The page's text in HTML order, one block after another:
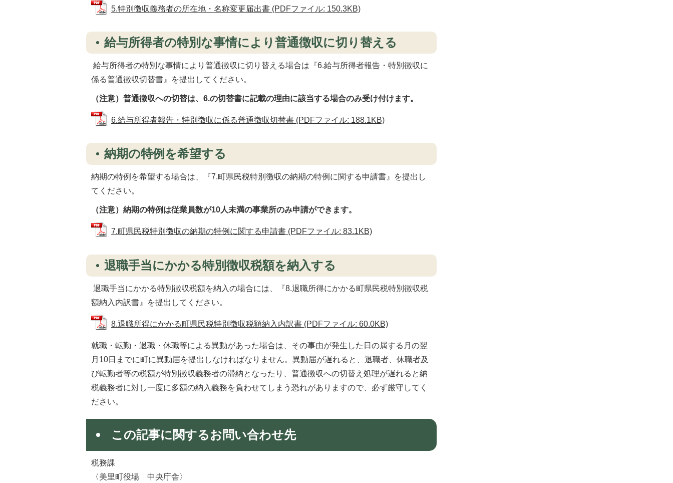
5.特別徴収義務者の所在地・名称変更届出書 (PDFファイル: 150.3KB)
給与所得者の特別な事情により普通徴収に切り替える
給与所得者の特別な事情により普通徴収に切り替える場合は『6.給与所得者報告・特別徴収に
係る普通徴収切替書』を提出してください。
（注意）普通徴収への切替は、6.の切替書に記載の理由に該当する場合のみ受け付けます。
6.給与所得者報告・特別徴収に係る普通徴収切替書 (PDFファイル: 188.1KB)
納期の特例を希望する
納期の特例を希望する場合は、『7.町県民税特別徴収の納期の特例に関する申請書』を提出し
てください。
（注意）納期の特例は従業員数が10人未満の事業所のみ申請ができます。
7.町県民税特別徴収の納期の特例に関する申請書 (PDFファイル: 83.1KB)
退職手当にかかる特別徴収税額を納入する
退職手当にかかる特別徴収税額を納入の場合には、『8.退職所得にかかる町県民税特別徴収税
額納入内訳書』を提出してください。
8.退職所得にかかる町県民税特別徴収税額納入内訳書 (PDFファイル: 60.0KB)
就職・転勤・退職・休職等による異動があった場合は、その事由が発生した日の属する月の翌
月10日までに町に異動届を提出しなければなりません。異動届が遅れると、退職者、休職者及
び転勤者等の税額が特別徴収義務者の滞納となったり、普通徴収への切替え処理が遅れると納
税義務者に対し一度に多額の納入義務を負わせてしまう恐れがありますので、必ず厳守してく
ださい。
この記事に関するお問い合わせ先
税務課
〈美里町役場 中央庁舎〉